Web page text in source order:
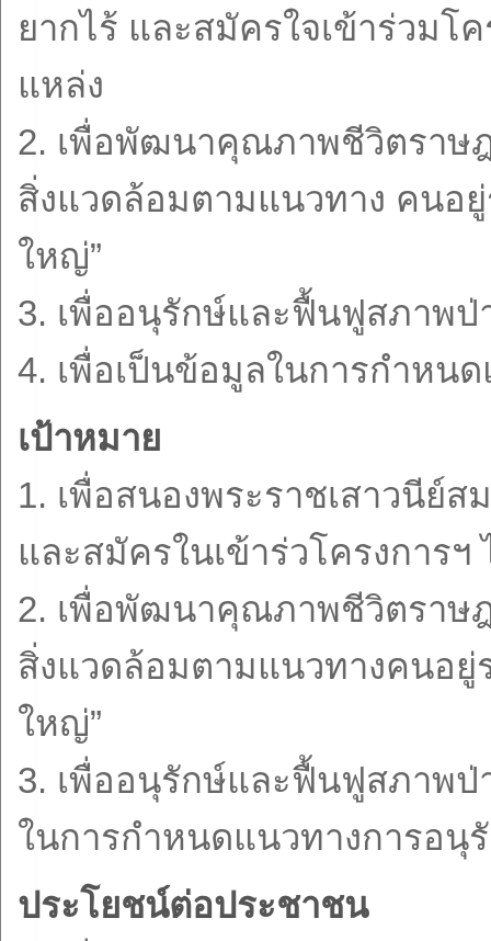
ยากไร้ และสมัครใจเข้าร่วมโ
แหล่ง
2. เพื่อพัฒนาคุณภาพชีวิตราษ
สิ่งแวดล้อมตามแนวทาง คนอ
ใหญ่”
3. เพื่ออนุรักษ์และฟื้นฟูสภาพ
4. เพื่อเป็นข้อมูลในการกำหน
เป้าหมาย
1. เพื่อสนองพระราชเสาวนีย์
และสมัครในเข้าร่วโครงการ
2. เพื่อพัฒนาคุณภาพชีวิตราษ
สิ่งแวดล้อมตามแนวทางคนอยู่
ใหญ่”
3. เพื่ออนุรักษ์และฟื้นฟูสภาพ
ในการกำหนดแนวทางการอนุ
ประโยชน์ต่อประชาชน